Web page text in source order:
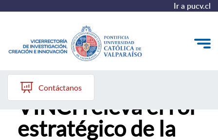
Ir a pucv.cl
VINCI
Investigación
Creación
Contáctanos
IV Encuentro
VINCI releva el rol
estratégico de la